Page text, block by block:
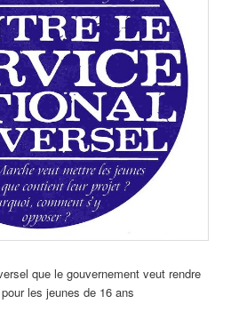
que le gouvernement veut rendre
les jeunes de 16 ans